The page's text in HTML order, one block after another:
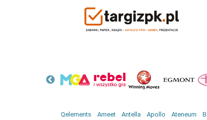
Qelements Ameet Antella Apollo Ateneum